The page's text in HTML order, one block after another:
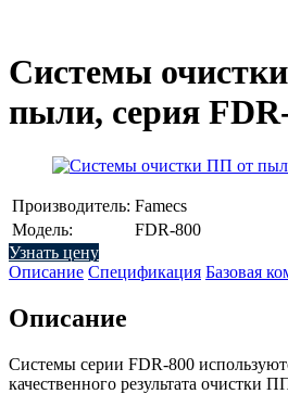
Системы
пыли, серия
Производитель: Famecs
Модель:
FDR-800
Узнать цену
Описание Спецификация Базовая
Описание
Системы серии FDR-800
качественного результата очистки